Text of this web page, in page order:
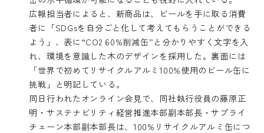
広報担当者によると、新商品は、ビールを手に取る消費
者に「SDGsを自分ごと化して考えてもらうことができる
よう」、表に“CO2 60%削減缶”と分かりやすく文字を入
れ、環境を意識した木のデザインを採用した。裏面には
「世界で初めてリサイクルアルミ100%使用のビール缶に
挑戦」と明記している。
同日行われたオンライン会見で、同社執行役員の藤原正
明・サステナビリティ経営推進本部副本部長・サプライ
チェーン本部副本部長は、100%リサイクルアルミ缶につ